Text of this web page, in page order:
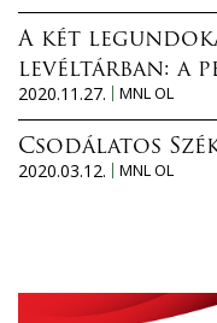
A két
levéltárban: a
2020.11.27.
MNL OL
Csodálatos
2020.03.12.
MNL OL